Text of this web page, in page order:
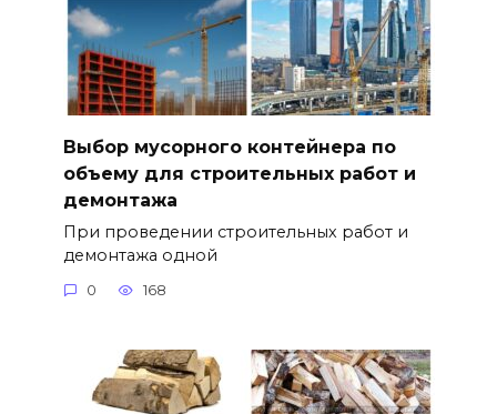
Выбор мусорного контейнера по
объему для строительных работ и
демонтажа
При проведении строительных работ и
демонтажа одной
0 168